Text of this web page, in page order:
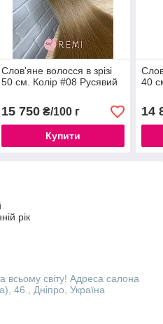
Слов'яне волосся в зрізі
50 см. Колір #08 Русявий
15 750₴/100 г
Купити
40
14
рік
всьому світу! Адреса салона
46., Дніпро, Україна